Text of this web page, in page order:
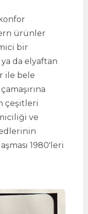
ürünler
bir
da elyaftan
ile bele
çeşitleri
ve
1980'leri